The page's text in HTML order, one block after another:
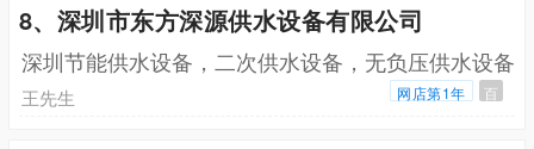
8、深圳市东方深源供水设备有限公司
深圳节能供水设备，二次供水设备，无负压供水设备
王先生 网店第1年 百